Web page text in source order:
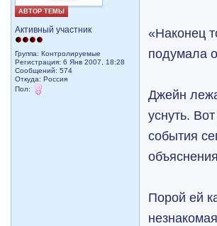
АВТОР ТЕМЫ
Активный участник
Группа: Контролируемые
Регистрация: 6 Янв 2007, 18:28
Сообщений: 574
Откуда: Рoccия
Пол:
«Наконец
подумала
Джейн
уснуть.
события
Порой ей